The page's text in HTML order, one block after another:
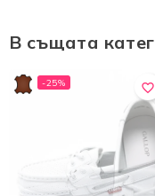
В същата
favorite_border
-25%